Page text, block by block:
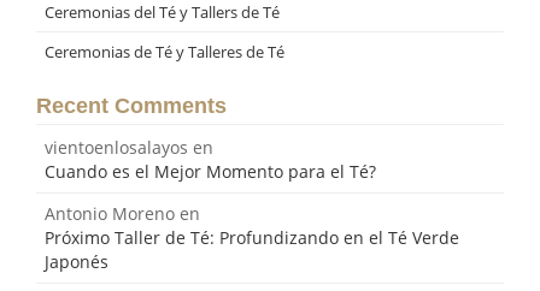
Ceremonias del Té y Tallers de Té
Ceremonias de Té y Talleres de Té
Recent Comments
vientoenlosalayos en
Cuando es el Mejor Momento para el Té?
Antonio Moreno en
Próximo Taller de Té: Profundizando en el Té Verde
Japonés